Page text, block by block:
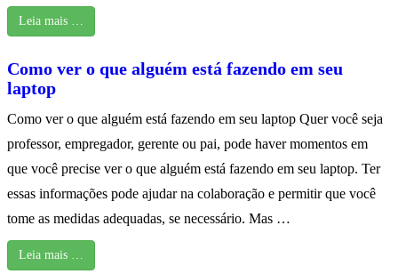
Leia mais …
Como ver o que alguém está fazendo em seu
laptop
Como ver o que alguém está fazendo em seu laptop Quer você seja
professor, empregador, gerente ou pai, pode haver momentos em
que você precise ver o que alguém está fazendo em seu laptop. Ter
essas informações pode ajudar na colaboração e permitir que você
tome as medidas adequadas, se necessário. Mas …
Leia mais …